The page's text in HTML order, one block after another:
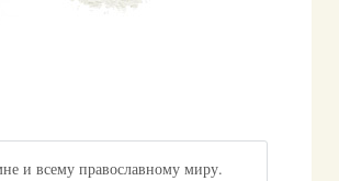
и всему православному миру.